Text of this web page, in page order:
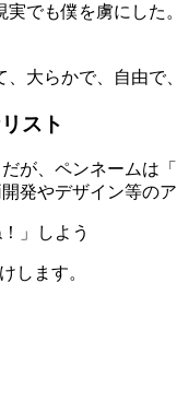
でも僕を虜にし
大らかで、自由で
スト
が、ペンネームは
発やデザイン等の
」しよう
します。